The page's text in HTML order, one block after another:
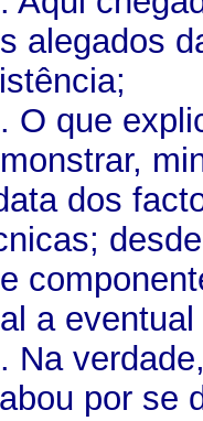
alegados
O que
dos
a eventual
Na
por se